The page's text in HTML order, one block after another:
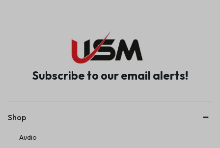
Subscribe to our email alerts!
Shop
Audio